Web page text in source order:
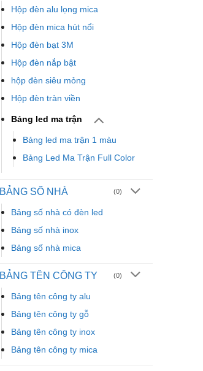
Hộp đèn alu lọng mica
Hộp đèn mica hút nổi
Hộp đèn bạt 3M
Hộp đèn nắp bật
hộp đèn siêu mỏng
Hộp đèn tràn viền
Bảng led ma trận
Bảng led ma trận 1 màu
Bảng Led Ma Trận Full Color
BẢNG SỐ NHÀ (0)
Bảng số nhà có đèn led
Bảng số nhà inox
Bảng số nhà mica
BẢNG TÊN CÔNG TY (0)
Bảng tên công ty alu
Bảng tên công ty gỗ
Bảng tên công ty inox
Bảng tên công ty mica